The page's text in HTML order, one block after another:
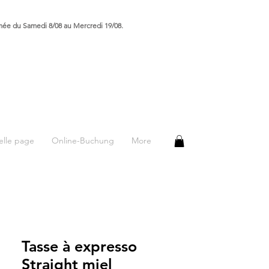
du Samedi 8/08 au Mercredi 19/08.
page Online-Buchung More
Tasse à expresso
Straight miel